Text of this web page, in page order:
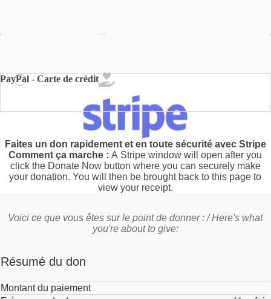
PayPal - Carte de crédit
Faites un don rapidement et en toute sécurité avec Stripe
Comment ça marche : A Stripe window will open after you
click the Donate Now button where you can securely make
your donation. You will then be brought back to this page to
view your receipt.
Voici ce que vous êtes sur le point de donner : / Here's what
you're about to give:
Résumé du don
Montant du paiement